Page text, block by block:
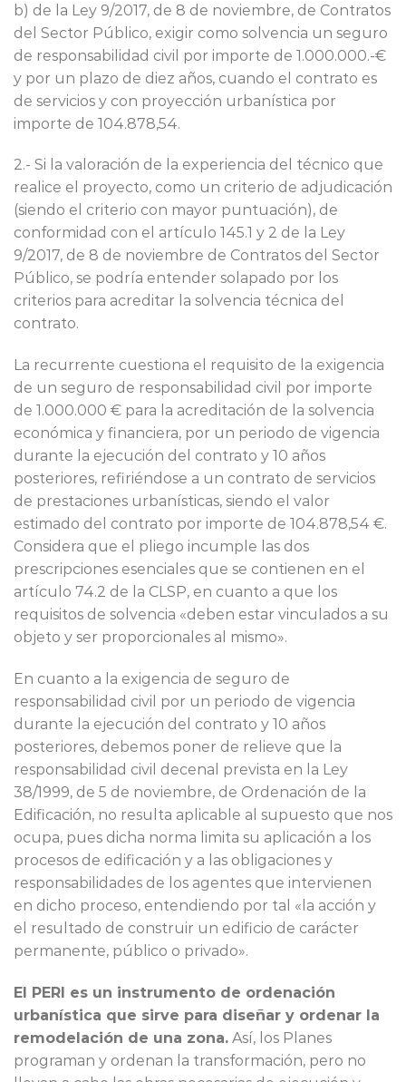
b) de la Ley 9/2017, de 8 de noviembre, de Contratos
del Sector Público, exigir como solvencia un seguro
de responsabilidad civil por importe de 1.000.000.-€
y por un plazo de diez años, cuando el contrato es
de servicios y con proyección urbanística por
importe de 104.878,54.
2.- Si la valoración de la experiencia del técnico que
realice el proyecto, como un criterio de adjudicación
(siendo el criterio con mayor puntuación), de
conformidad con el artículo 145.1 y 2 de la Ley
9/2017, de 8 de noviembre de Contratos del Sector
Público, se podría entender solapado por los
criterios para acreditar la solvencia técnica del
contrato.
La recurrente cuestiona el requisito de la exigencia
de un seguro de responsabilidad civil por importe
de 1.000.000 € para la acreditación de la solvencia
económica y financiera, por un periodo de vigencia
durante la ejecución del contrato y 10 años
posteriores, refiriéndose a un contrato de servicios
de prestaciones urbanísticas, siendo el valor
estimado del contrato por importe de 104.878,54 €.
Considera que el pliego incumple las dos
prescripciones esenciales que se contienen en el
artículo 74.2 de la CLSP, en cuanto a que los
requisitos de solvencia «deben estar vinculados a su
objeto y ser proporcionales al mismo».
En cuanto a la exigencia de seguro de
responsabilidad civil por un periodo de vigencia
durante la ejecución del contrato y 10 años
posteriores, debemos poner de relieve que la
responsabilidad civil decenal prevista en la Ley
38/1999, de 5 de noviembre, de Ordenación de la
Edificación, no resulta aplicable al supuesto que nos
ocupa, pues dicha norma limita su aplicación a los
procesos de edificación y a las obligaciones y
responsabilidades de los agentes que intervienen
en dicho proceso, entendiendo por tal «la acción y
el resultado de construir un edificio de carácter
permanente, público o privado».
El PERI es un instrumento de ordenación
urbanística que sirve para diseñar y ordenar la
remodelación de una zona. Así, los Planes
programan y ordenan la transformación, pero no